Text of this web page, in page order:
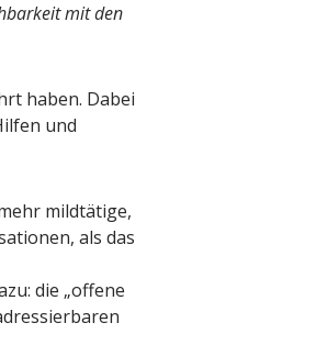
mit den
haben. Dabei
und
mildtätige,
als das
die „offene